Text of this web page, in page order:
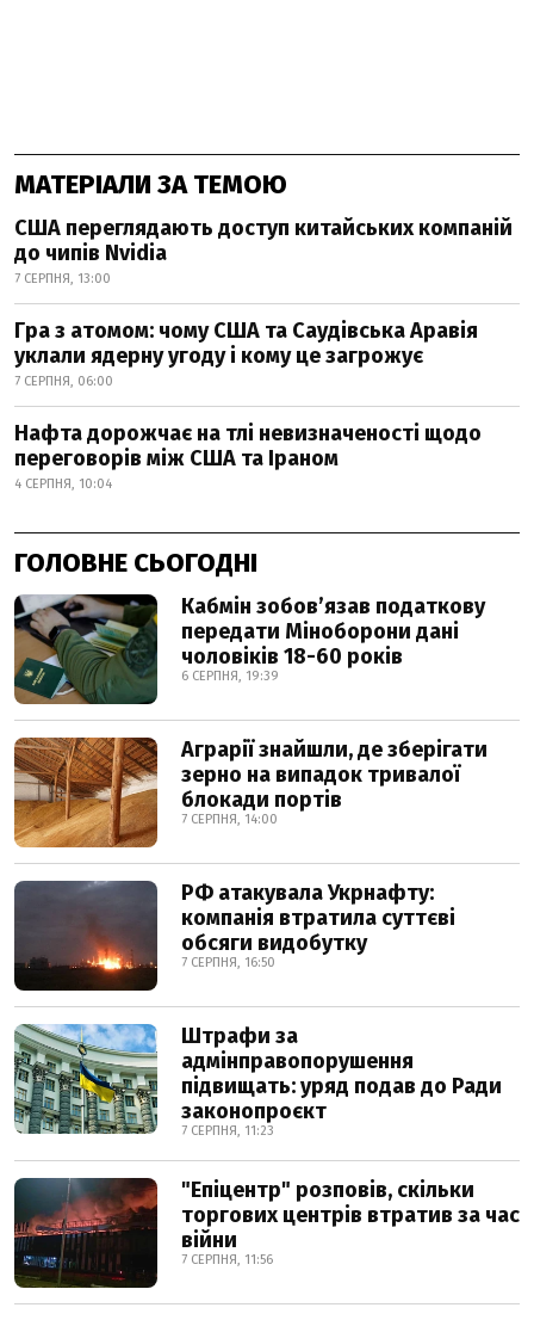
МАТЕРІАЛИ ЗА ТЕМОЮ
США переглядають доступ китайських компаній
до чипів Nvidia
7 СЕРПНЯ, 13:00
Гра з атомом: чому США та Саудівська Аравія
уклали ядерну угоду і кому це загрожує
7 СЕРПНЯ, 06:00
Нафта дорожчає на тлі невизначеності щодо
переговорів між США та Іраном
4 СЕРПНЯ, 10:04
ГОЛОВНЕ СЬОГОДНІ
Кабмін зобовʼязав податкову
передати Міноборони дані
чоловіків 18-60 років
6 СЕРПНЯ, 19:39
Аграрії знайшли, де зберігати
зерно на випадок тривалої
блокади портів
7 СЕРПНЯ, 14:00
РФ атакувала Укрнафту:
компанія втратила суттєві
обсяги видобутку
7 СЕРПНЯ, 16:50
Штрафи за
адмінправопорушення
підвищать: уряд подав до Ради
законопроєкт
7 СЕРПНЯ, 11:23
"Епіцентр" розповів, скільки
торгових центрів втратив за час
війни
7 СЕРПНЯ, 11:56